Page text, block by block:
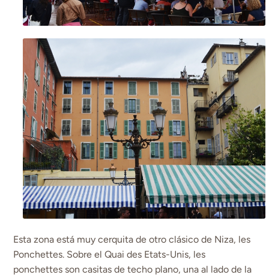
Esta zona está muy cerquita de otro clásico de Niza, les
Ponchettes. Sobre el Quai des Etats-Unis, les
ponchettes son casitas de techo plano, una al lado de la